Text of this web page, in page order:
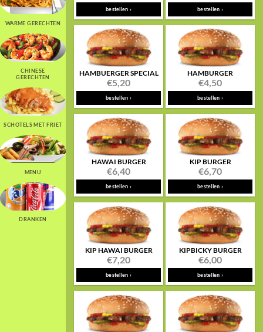
WARME GERECHTEN
CHINESE
GERECHTEN
SCHOTELS MET FRIET
MENU
DRANKEN
bestellen › bestellen ›
HAMBUERGER SPECIAL
€5,20
bestellen ›
HAMBURGER
€4,50
bestellen ›
HAWAI BURGER
€6,40
bestellen ›
KIP BURGER
€6,70
bestellen ›
KIP HAWAI BURGER
€7,20
bestellen ›
KIPBICKY BURGER
€6,00
bestellen ›